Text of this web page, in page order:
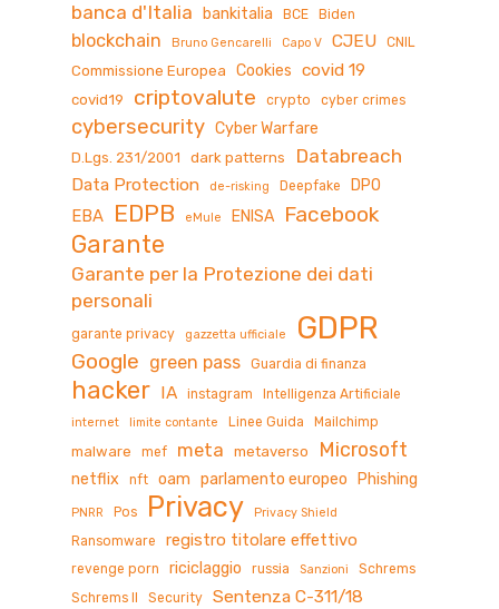
banca d'Italia bankitalia BCE Biden
blockchain Bruno Gencarelli Capo V CJEU CNIL
Commissione Europea Cookies covid 19
covid19 criptovalute crypto cyber crimes
cybersecurity Cyber Warfare
D.Lgs. 231/2001 dark patterns Databreach
Data Protection de-risking Deepfake DPO
EBA EDPB eMule ENISA Facebook
Garante
Garante per la Protezione dei dati
personali
garante privacy gazzetta ufficiale GDPR
Google green pass Guardia di finanza
hacker IA instagram Intelligenza Artificiale
internet limite contante Linee Guida Mailchimp
malware mef meta metaverso Microsoft
netflix nft oam parlamento europeo Phishing
PNRR Pos Privacy Privacy Shield
Ransomware registro titolare effettivo
revenge porn riciclaggio russia Sanzioni
Schrems
Schrems II
Security Sentenza C-311/18